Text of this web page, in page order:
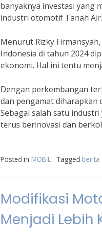
banyaknya investasi yang
industri otomotif Tanah Air.
Menurut Rizky
Indonesia di tahun 2024
ekonomi. Hal ini tentu
Dengan perkembangan
dan pengamat diharapkan
Sebagai salah satu
terus berinovasi dan
Posted in MOBIL Tagged
Modifikasi
Menjadi Lebih